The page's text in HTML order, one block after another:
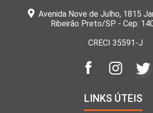
Avenida Nove de Julho, 1815
Ribeirão Preto/SP - Cep:
CRECI 35591-J
LINKS ÚTEIS